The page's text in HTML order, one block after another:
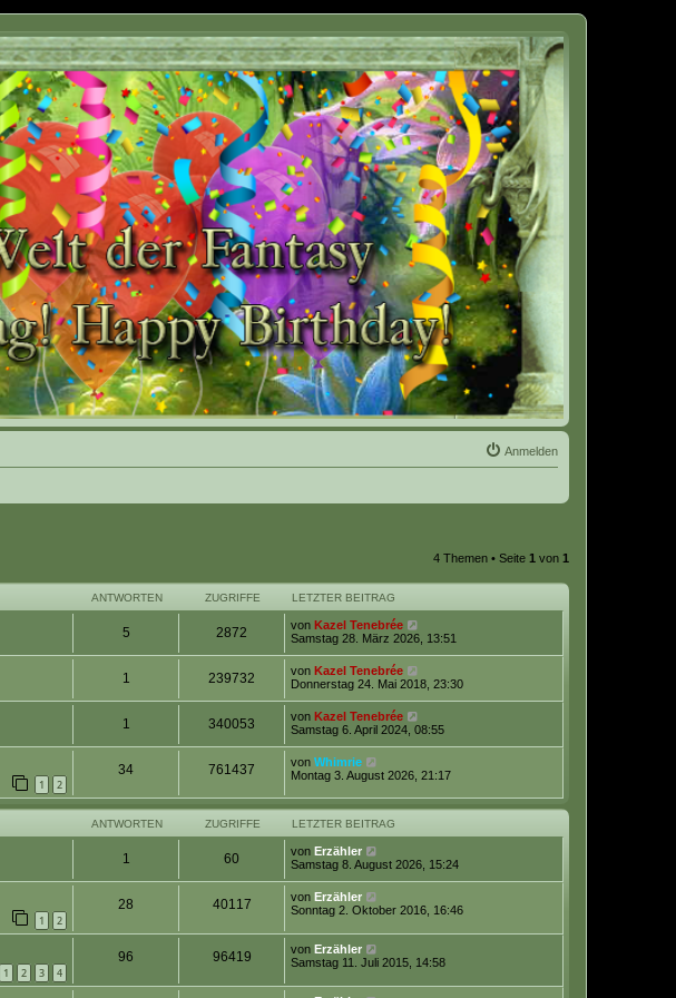
Anmelden
4 Themen • Seite 1 von 1
ANTWORTEN ZUGRIFFE LETZTER BEITRAG
5 2872 von Kazel Tenebrée
Samstag 28. März 2026, 13:51
1 239732 von Kazel Tenebrée
Donnerstag 24. Mai 2018, 23:30
1 340053 von Kazel Tenebrée
Samstag 6. April 2024, 08:55
1 2
34 761437 von Whimrie
Montag 3. August 2026, 21:17
ANTWORTEN ZUGRIFFE LETZTER BEITRAG
1 60 von Erzähler
Samstag 8. August 2026, 15:24
1 2
28 40117 von Erzähler
Sonntag 2. Oktober 2016, 16:46
1 2 3 4
96 96419 von Erzähler
Samstag 11. Juli 2015, 14:58